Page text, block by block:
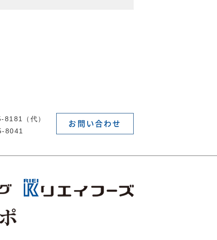
（代）
8041
お問い合わせ